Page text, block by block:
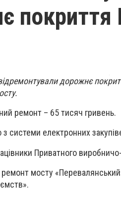
покриття
дорожнє
ремонт – 65 тисяч гривень.
з системи електронних
Приватного
мосту